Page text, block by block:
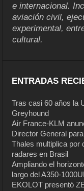
e internacional.
aviación civil,
experimental,
cultural.
ENTRADAS
Tras casi 60 años la
Greyhound
Air France-KLM
Director General
Thales multiplica por
radares en Brasil
Ampliando el
largo del A350-
EKOLOT presentó